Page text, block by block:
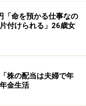
金）：なし
ど）：企業年金7万
「命を預かる仕事なの
付けられる」26歳女
株の配当は夫婦で年
金生活